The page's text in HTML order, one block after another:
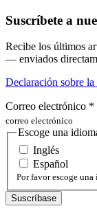
Suscríbete a
Recibe los últimos
— enviados
Declaración sobre
Correo electrónico *
correo electrónico
Escoge una
Inglés
Español
Por favor escoge